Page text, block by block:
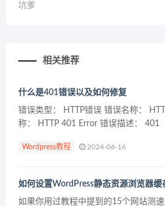
坑爹
相关推荐
什么是401错误以及如何修复
错误类型： HTTP错误 错误名称：
称： HTTP 401 Error 错误描述： 401
生成401响应的服务器...
Wordpress教程 2024-06-16
如何设置WordPress静态资源浏览器缓
如果你用过教程中提到的15个网站测